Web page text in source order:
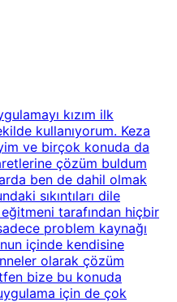
kızım ilk
kullanıyorum. Keza
ve birçok konuda da
çözüm buldum
ben de dahil olmak
sıkıntıları dile
tarafından hiçbir
problem kaynağı
içinde kendisine
olarak çözüm
bize bu konuda
için de çok